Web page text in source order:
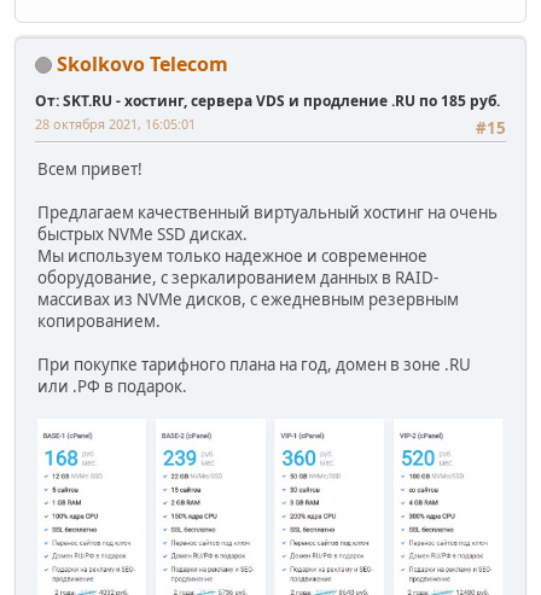
Skolkovo Telecom
От: SKT.RU - хостинг, сервера VDS и продление .RU по 185 руб.
#15
28 октября 2021, 16:05:01
Всем привет!
Предлагаем качественный виртуальный хостинг на очень
быстрых NVMe SSD дисках.
Мы используем только надежное и современное
оборудование, с зеркалированием данных в RAID-
массивах из NVMe дисков, с ежедневным резервным
копированием.
При покупке тарифного плана на год, домен в зоне .RU
или .РФ в подарок.